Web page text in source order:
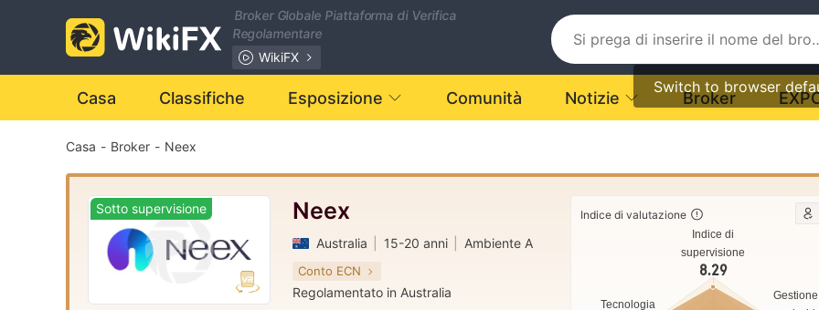
Broker Globale Piattaforma di Verifica
Regolamentare
WikiFX
Switch to browser
Casa Classifiche Esposizione Comunità Notizie Broker
Casa - Broker - Neex
Sotto supervisione
2
3
4
5
6
0
1
2
3
4
0
1
2
Neex
Australia 15-20 anni Ambiente A
Conto ECN
Regolamentato in Australia
Indice di valutazione
Indice di
supervisione
8.29
Tecnologia